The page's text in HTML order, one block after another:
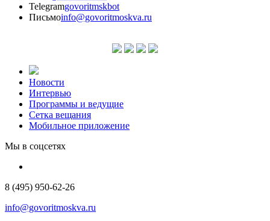
Telegramgovoritmskbot
Письмоinfo@govoritmoskva.ru
Новости
Интервью
Программы и ведущие
Сетка вещания
Мобильное приложение
Мы в соцсетях
8 (495) 950-62-26
info@govoritmoskva.ru